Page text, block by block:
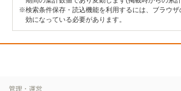
※検索条件保存・読込機能を利用するには、ブラウ
効になっている必要があります。